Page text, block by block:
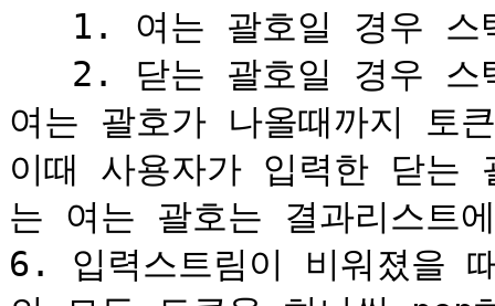
여는 괄호가 나올때까지 토
이때 사용자가 입력한 닫는
는 여는 괄호는 결과리스트
6. 입력스트림이 비워졌을